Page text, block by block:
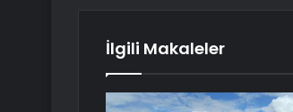
İlgili Makaleler